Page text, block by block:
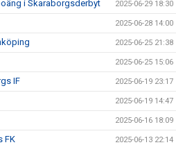
i Skaraborgsderbyt 2025-06-29 18:30
2025-06-28 14:00
2025-06-25 21:38
2025-06-25 15:06
IF 2025-06-19 23:17
2025-06-19 14:47
2025-06-16 18:09
FK 2025-06-13 22:14